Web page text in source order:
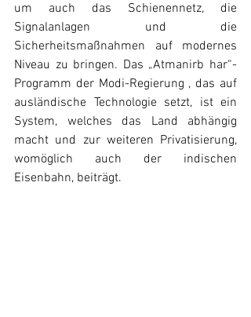
um auch das Schienennetz, die
Signalanlagen und die
Sicherheitsmaßnahmen auf modernes
Niveau zu bringen. Das „Atmanirb har“-
Programm der Modi-Regierung , das auf
ausländische Technologie setzt, ist ein
System, welches das Land abhängig
macht und zur weiteren Privatisierung,
womöglich auch der indischen
Eisenbahn, beiträgt.